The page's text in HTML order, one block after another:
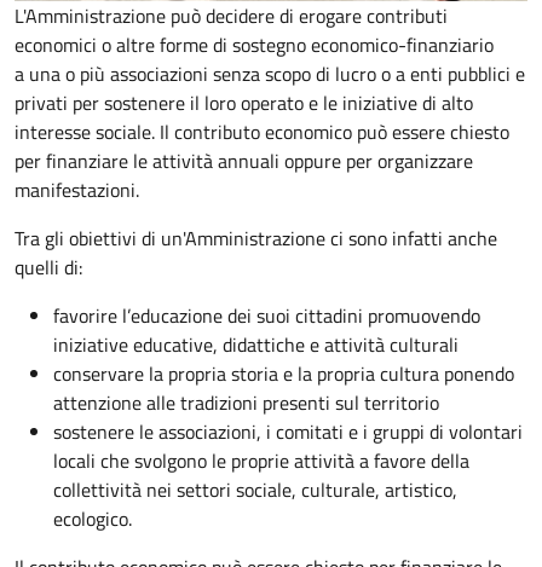
L'Amministrazione può decidere di erogare contributi
economici o altre forme di sostegno economico-finanziario
a una o più associazioni senza scopo di lucro o a enti pubblici e
privati per sostenere il loro operato e le iniziative di alto
interesse sociale. Il contributo economico può essere chiesto
per finanziare le attività annuali oppure per organizzare
manifestazioni.
Tra gli obiettivi di un'Amministrazione ci sono infatti anche
quelli di:
favorire l’educazione dei suoi cittadini promuovendo
iniziative educative, didattiche e attività culturali
conservare la propria storia e la propria cultura ponendo
attenzione alle tradizioni presenti sul territorio
sostenere le associazioni, i comitati e i gruppi di volontari
locali che svolgono le proprie attività a favore della
collettività nei settori sociale, culturale, artistico,
ecologico.